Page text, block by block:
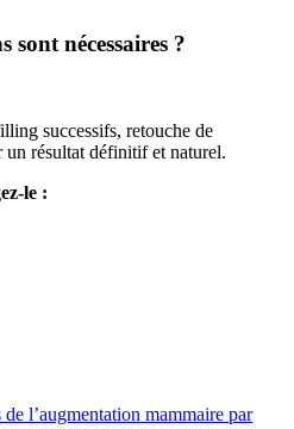
sont nécessaires ?
successifs, retouche de
un résultat définitif et naturel.
le :
l’augmentation mammaire par